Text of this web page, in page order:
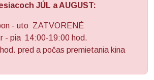
JÚL a AUGUST:
- uto ZATVORENÉ
- pia 14:00-19:00 hod.
pred a počas premietania kina